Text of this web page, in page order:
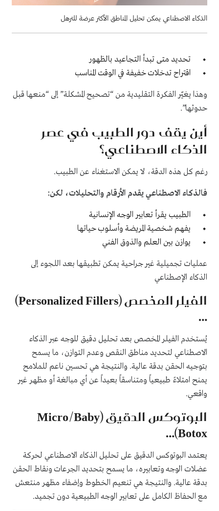
الذكاء الاصطناعي يمكن تحليل المناطق الأكثر عرضة للترهل
تحديد متى تبدأ التجاعيد بالظهور
اقتراح تدخلات خفيفة في الوقت المناسب
وهذا يغيّر الفكرة التقليدية من “تصحيح المشكلة” إلى “منعها قبل
حدوثها”.
أين يقف دور الطبيب في عصر
الذكاء الاصطناعي؟
رغم كل هذه الدقة، لا يمكن الاستغناء عن الطبيب.
فالذكاء الاصطناعي يقدم الأرقام والتحليلات، لكن:
الطبيب يقرأ تعابير الوجه الإنسانية
يفهم شخصية المريضة وأسلوب حياتها
يوازن بين العلم والذوق الفني
عمليات تجميلية غير جراحية يمكن تطبيقها بعد اللجوء إلى
الذكاء الإصطناعي
الفيلر المخصص (Personalized Fillers)
…
يُستخدم الفيلر المخصص بعد تحليل دقيق للوجه عبر الذكاء
الاصطناعي لتحديد مناطق النقص وعدم التوازن، ما يسمح
بتوجيه الحقن بدقة عالية. والنتيجة هي تحسين ناعم للملامح
يمنح امتلاءً طبيعياً ومتناسقاً بعيداً عن أي مبالغة أو مظهر غير
واقعي.
البوتوكس الدقيق (Micro/Baby
Botox)…
يعتمد البوتوكس الدقيق على تحليل الذكاء الاصطناعي لحركة
عضلات الوجه وتعابيره، ما يسمح بتحديد الجرعات ونقاط الحقن
بدقة عالية. والنتيجة هي تنعيم الخطوط وإضفاء مظهر منتعش
مع الحفاظ الكامل على تعابير الوجه الطبيعية دون تجميد.